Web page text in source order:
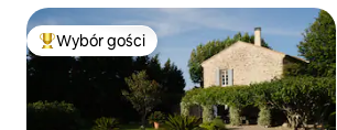
Najpopularniejsze z kategorii Wybór gości
Wybór gości